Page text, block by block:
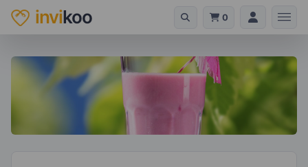
invikoo 0